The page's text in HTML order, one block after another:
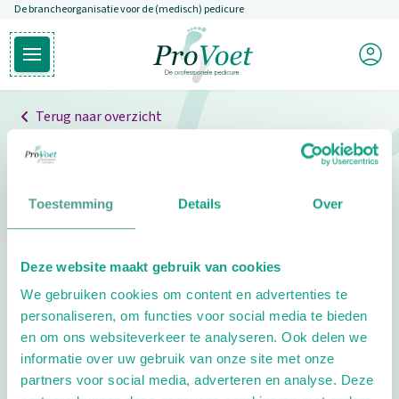
Toestemming Details Over
Deze website maakt gebruik van cookies
We gebruiken cookies om content en advertenties te
personaliseren, om functies voor social media te bieden
en om ons websiteverkeer te analyseren. Ook delen we
informatie over uw gebruik van onze site met onze
partners voor social media, adverteren en analyse. Deze
Overslaan en naar de inhoud gaan
De brancheorganisatie voor de (medisch) pedicure
Open hoofdmenu
Ga naar de homepagina
Mijn
Terug naar overzicht
Professionals
Pedicure niet gevonden
pedicure.